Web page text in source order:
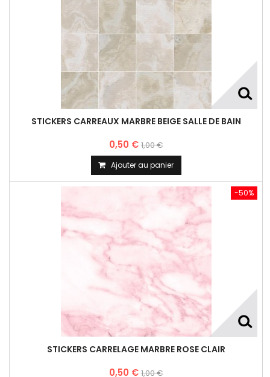
STICKERS CARREAUX MARBRE BEIGE SALLE DE BAIN
0,50 €1,00 €
Ajouter au panier
STICKERS CARRELAGE MARBRE ROSE CLAIR
0,50 €1,00 €
-50%